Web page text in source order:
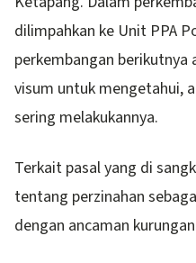
dilimpahkan ke Unit PPA
perkembangan berikutnya
visum untuk mengetahui,
sering melakukannya.
Terkait pasal yang di
tentang perzinahan
dengan ancaman